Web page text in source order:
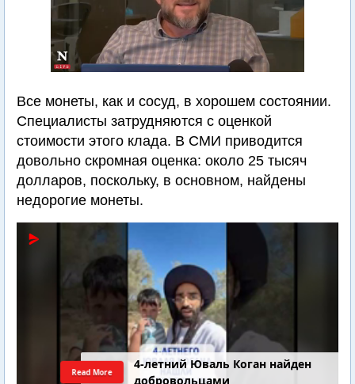
Все монеты, как и сосуд, в хорошем состоянии.
Специалисты затрудняются с оценкой
стоимости этого клада. В СМИ приводится
довольно скромная оценка: около 25 тысяч
долларов, поскольку, в основном, найдены
недорогие монеты.
4-летний Юваль Коган найден
добровольцами
Read More